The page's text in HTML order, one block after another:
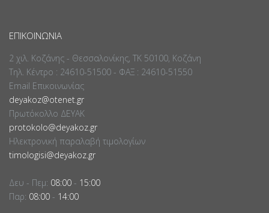
ΕΠΙΚΟΙΝΩΝΊΑ
2 χιλ. Κοζάνης - Θεσσαλονίκης, ΤΚ 50100, Κοζάνη
Τηλ. Κέντρο : 24610-51500 - ΦΑΞ : 24610-51550
Email Επικοινωνίας
deyakoz@otenet.gr
Πρωτόκολλο ΔΕΥΑΚ
protokolo@deyakoz.gr
Ηλεκτρονική παραλαβή τιμολογίων
timologisi@deyakoz.gr
Δευ - Πεμ: 08:00 - 15:00
Παρ: 08:00 - 14:00